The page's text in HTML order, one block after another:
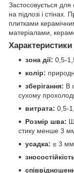
Застосовується
на підлозі і
плитками
матеріалами,
зона дії: 0,5-
колір:
зберігання: В
сухому
витрата: 0,5-
Розмір шва:
стику менше 3
усадка: ≤ 3